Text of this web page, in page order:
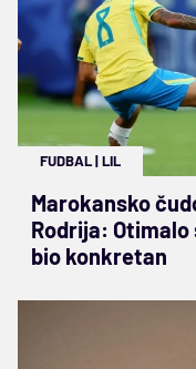
FUDBAL|LIL
Marokansko
Rodrija: Otimalo
bio konkretan